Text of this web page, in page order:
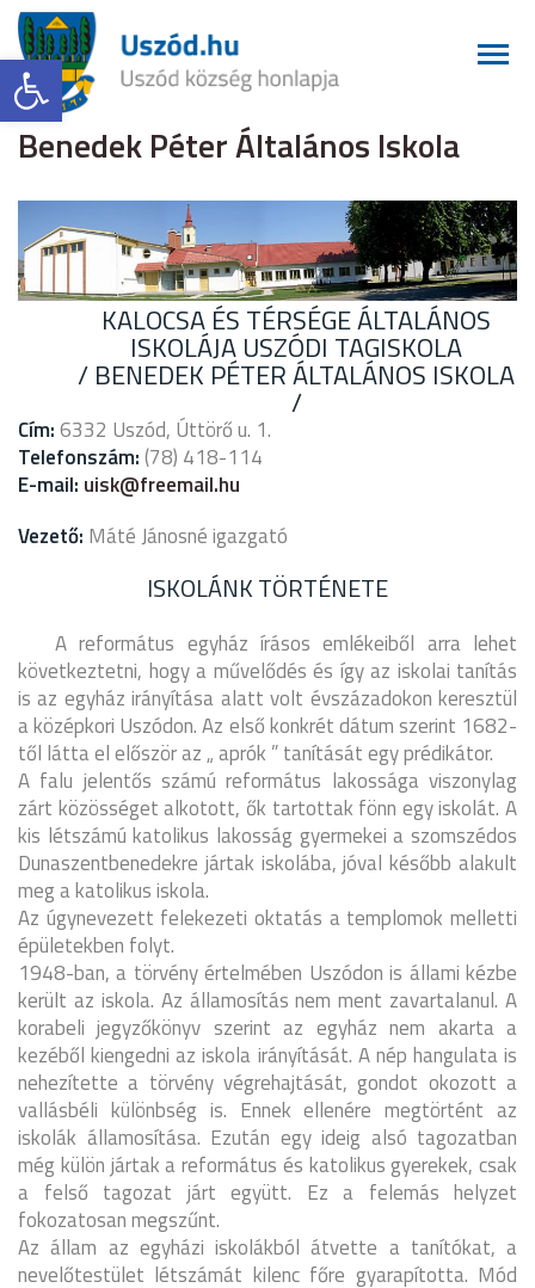
Eszköztár megnyitása
Benedek Péter Általános Iskola
KALOCSA ÉS TÉRSÉGE ÁLTALÁNOS
ISKOLÁJA USZÓDI TAGISKOLA
/ BENEDEK PÉTER ÁLTALÁNOS ISKOLA
/
Cím:6332 Uszód, Úttörő u. 1.
Telefonszám:(78) 418-114
E-mail: uisk@freemail.hu
Vezető: Máté Jánosné igazgató
ISKOLÁNK TÖRTÉNETE
A református egyház írásos emlékeiből arra lehet
következtetni, hogy a művelődés és így az iskolai tanítás
is az egyház irányítása alatt volt évszázadokon keresztül
a középkori Uszódon. Az első konkrét dátum szerint 1682-
től látta el először az „ aprók ” tanítását egy prédikátor.
A falu jelentős számú református lakossága viszonylag
zárt közösséget alkotott, ők tartottak fönn egy iskolát. A
kis létszámú katolikus lakosság gyermekei a szomszédos
Dunaszentbenedekre jártak iskolába, jóval később alakult
meg a katolikus iskola.
Az úgynevezett felekezeti oktatás a templomok melletti
épületekben folyt.
1948-ban, a törvény értelmében Uszódon is állami kézbe
került az iskola. Az államosítás nem ment zavartalanul. A
korabeli jegyzőkönyv szerint az egyház nem akarta a
kezéből kiengedni az iskola irányítását. A nép hangulata is
nehezítette a törvény végrehajtását, gondot okozott a
vallásbéli különbség is. Ennek ellenére megtörtént az
iskolák államosítása. Ezután egy ideig alsó tagozatban
még külön jártak a református és katolikus gyerekek, csak
a felső tagozat járt együtt. Ez a felemás helyzet
fokozatosan megszűnt.
Az állam az egyházi iskolákból átvette a tanítókat, a
nevelőtestület létszámát kilenc főre gyarapította. Mód